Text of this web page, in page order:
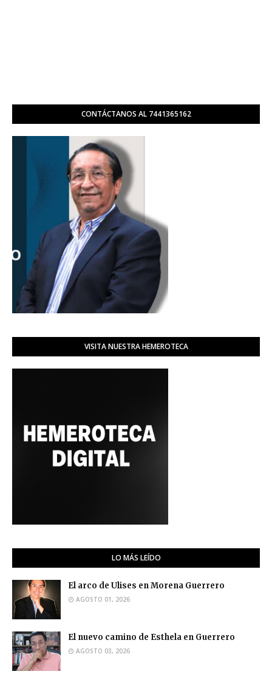
CONTÁCTANOS AL 7441365162
VISITA NUESTRA HEMEROTECA
LO MÁS LEÍDO
El arco de Ulises en Morena Guerrero
AGOSTO 01, 2026
El nuevo camino de Esthela en Guerrero
AGOSTO 03, 2026